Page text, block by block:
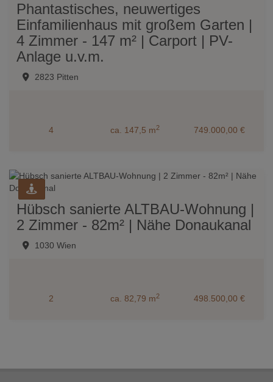
Phantastisches, neuwertiges
Einfamilienhaus mit großem Garten |
4 Zimmer - 147 m² | Carport | PV-
Anlage u.v.m.
2823 Pitten
4 ca. 147,5 m2 749.000,00 €
Hübsch sanierte ALTBAU-Wohnung |
2 Zimmer - 82m² | Nähe Donaukanal
1030 Wien
2 ca. 82,79 m2 498.500,00 €